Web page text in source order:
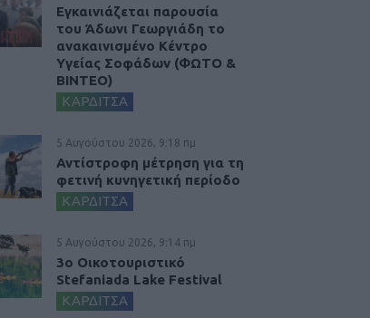
Εγκαινιάζεται παρουσία
του Άδωνι Γεωργιάδη το
ανακαινισμένο Κέντρο
Υγείας Σοφάδων (ΦΩΤΟ &
ΒΙΝΤΕΟ)
ΚΑΡΔΙΤΣΑ
5 Αυγούστου 2026, 9:18 πμ
Αντίστροφη μέτρηση για τη
φετινή κυνηγετική περίοδο
ΚΑΡΔΙΤΣΑ
5 Αυγούστου 2026, 9:14 πμ
3ο Οικοτουριστικό
Stefaniada Lake Festival
ΚΑΡΔΙΤΣΑ